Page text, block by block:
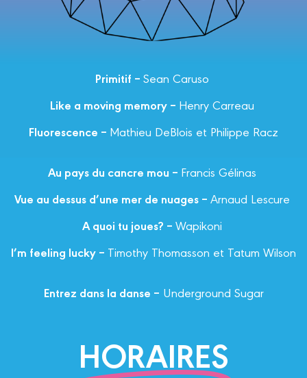
Primitif – Sean Caruso
Like a moving memory – Henry Carreau
Fluorescence – Mathieu DeBlois et Philippe Racz
Au pays du cancre mou – Francis Gélinas
Vue au dessus d’une mer de nuages – Arnaud Lescure
A quoi tu joues? – Wapikoni
I’m feeling lucky – Timothy Thomasson et Tatum Wilson
Entrez dans la danse – Underground Sugar
HORAIRES